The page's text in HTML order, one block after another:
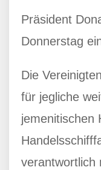
Präsident
Donnerstag
Die
für jegliche
jemenitischen
verantwortlich